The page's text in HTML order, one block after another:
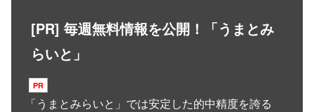
[PR] 毎週無料情報を公開！「うまとみ
らいと」
「うまとみらいと 」では安定した的中精度を誇る